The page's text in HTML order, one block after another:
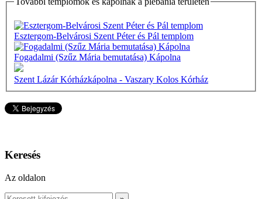
Esztergom-Belvárosi Szent Péter és Pál templom
Fogadalmi (Szűz Mária bemutatása) Kápolna
Szent Lázár Kórházkápolna - Vaszary Kolos Kórház
Keresés
Az oldalon